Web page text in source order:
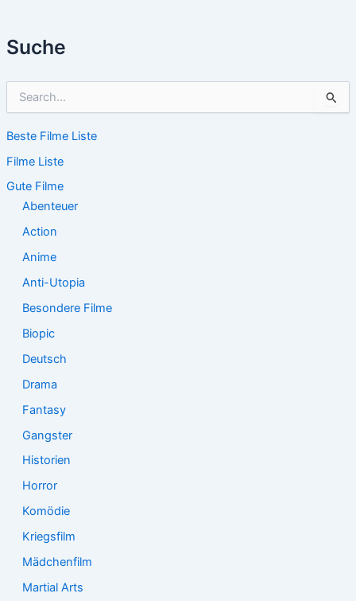
Suche
h
n
n
Beste Filme Liste
Filme Liste
Gute Filme
Abenteuer
Action
Anime
Anti-Utopia
Besondere Filme
Biopic
Deutsch
Drama
Fantasy
Gangster
Historien
Horror
Komödie
Kriegsfilm
Mädchenfilm
Martial Arts